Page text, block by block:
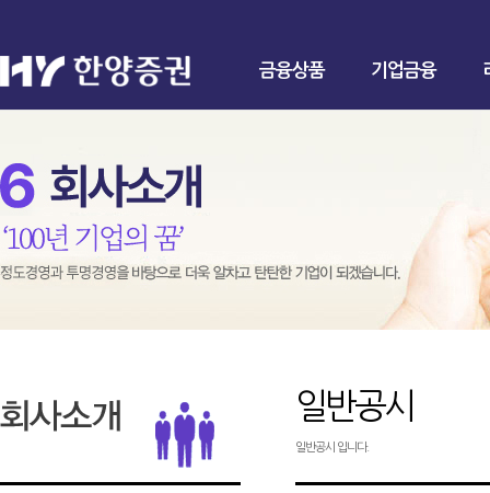
금융상품 기업금융
일반공시
일반공시 입니다.